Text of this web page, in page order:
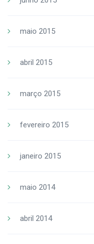
maio 2015
abril 2015
março 2015
fevereiro 2015
janeiro 2015
maio 2014
abril 2014